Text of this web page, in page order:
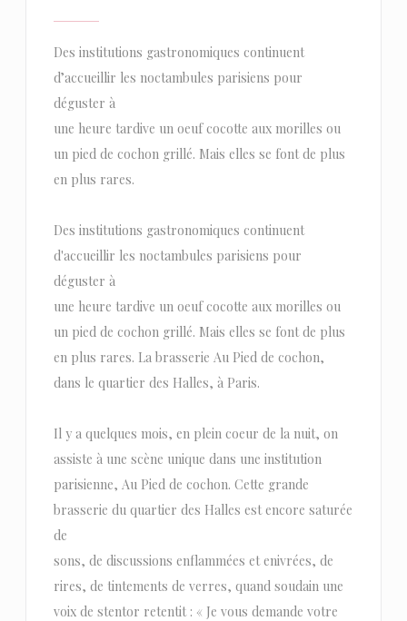
Des institutions gastronomiques continuent
d’accueillir les noctambules parisiens pour
déguster à
une heure tardive un oeuf cocotte aux morilles ou
un pied de cochon grillé. Mais elles se font de plus
en plus rares.
Des institutions gastronomiques continuent
d'accueillir les noctambules parisiens pour
déguster à
une heure tardive un oeuf cocotte aux morilles ou
un pied de cochon grillé. Mais elles se font de plus
en plus rares. La brasserie Au Pied de cochon,
dans le quartier des Halles, à Paris.
Il y a quelques mois, en plein coeur de la nuit, on
assiste à une scène unique dans une institution
parisienne, Au Pied de cochon. Cette grande
brasserie du quartier des Halles est encore saturée
de
sons, de discussions enflammées et enivrées, de
rires, de tintements de verres, quand soudain une
voix de stentor retentit : « Je vous demande votre